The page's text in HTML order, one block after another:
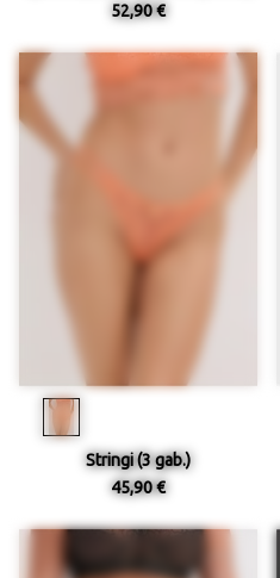
52,90 €
Stringi (3 gab.)
45,90 €